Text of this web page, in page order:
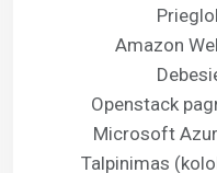
Amazon
Openstack
Microsoft
Talpinimas